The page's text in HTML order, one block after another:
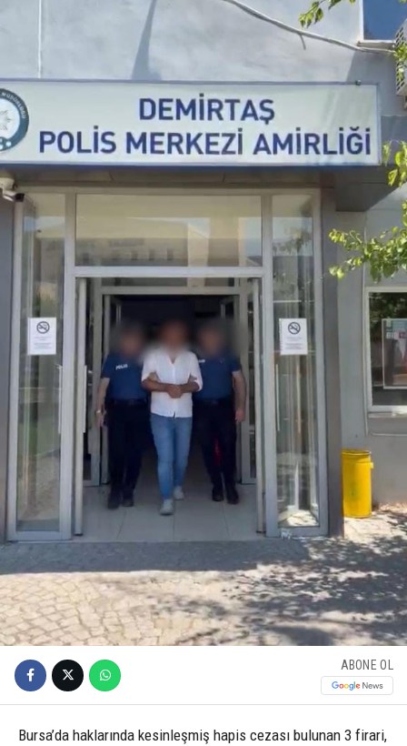
ABONE OL
Bursa’da haklarında kesinleşmiş hapis cezası bulunan 3 firari,